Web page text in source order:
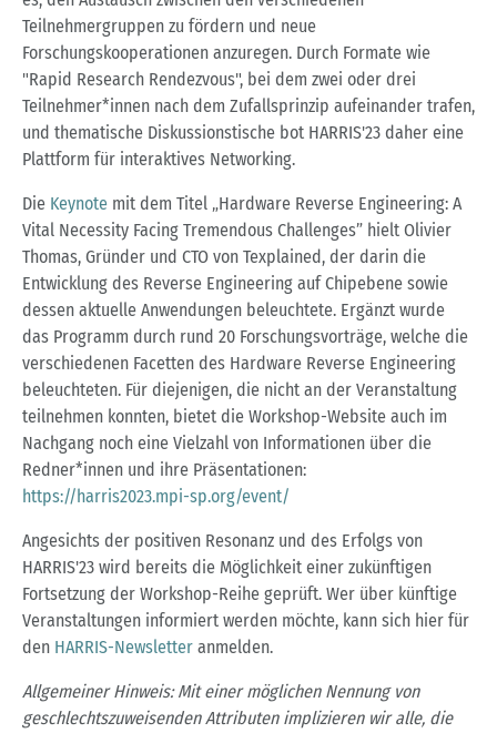
Teilnehmergruppen zu fördern und neue
Forschungskooperationen anzuregen. Durch Formate wie
"Rapid Research Rendezvous", bei dem zwei oder drei
Teilnehmer*innen nach dem Zufallsprinzip aufeinander trafen,
und thematische Diskussionstische bot HARRIS'23 daher eine
Plattform für interaktives Networking.
Die Keynote mit dem Titel „Hardware Reverse Engineering: A
Vital Necessity Facing Tremendous Challenges” hielt Olivier
Thomas, Gründer und CTO von Texplained, der darin die
Entwicklung des Reverse Engineering auf Chipebene sowie
dessen aktuelle Anwendungen beleuchtete. Ergänzt wurde
das Programm durch rund 20 Forschungsvorträge, welche die
verschiedenen Facetten des Hardware Reverse Engineering
beleuchteten. Für diejenigen, die nicht an der Veranstaltung
teilnehmen konnten, bietet die Workshop-Website auch im
Nachgang noch eine Vielzahl von Informationen über die
Redner*innen und ihre Präsentationen:
https://harris2023.mpi-sp.org/event/
Angesichts der positiven Resonanz und des Erfolgs von
HARRIS'23 wird bereits die Möglichkeit einer zukünftigen
Fortsetzung der Workshop-Reihe geprüft. Wer über künftige
Veranstaltungen informiert werden möchte, kann sich hier für
den HARRIS-Newsletter anmelden.
Allgemeiner Hinweis: Mit einer möglichen Nennung von
geschlechtszuweisenden Attributen implizieren wir alle, die